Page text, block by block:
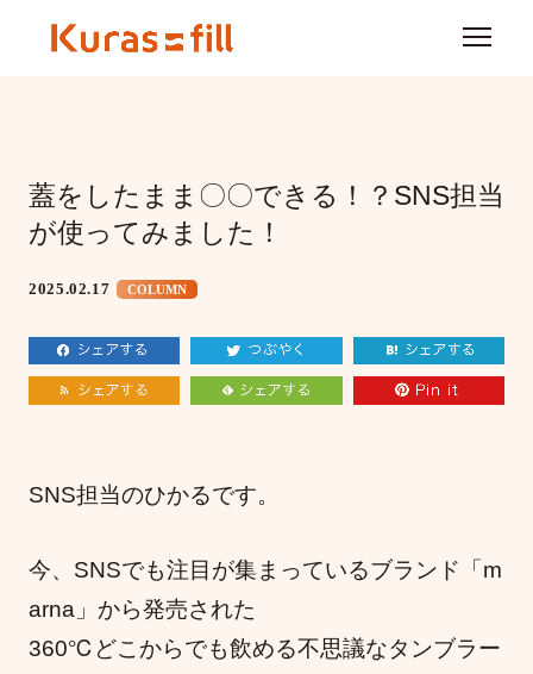
蓋をしたまま〇〇できる！？SNS担当
が使ってみました！
2025.02.17 COLUMN
SNS担当のひかるです。
今、SNSでも注目が集まっているブランド「m
arna」から発売された
360℃どこからでも飲める不思議なタンブラー